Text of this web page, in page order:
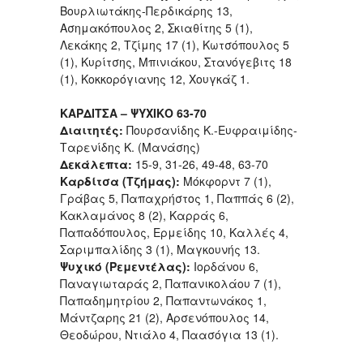
Βουρλιωτάκης-Περδικάρης 13,
Ασημακόπουλος 2, Σκιαθίτης 5 (1),
Λεκάκης 2, Τζίμης 17 (1), Κωτσόπουλος 5
(1), Κυρίτσης, Μπινιάκου, Στανόγεβιτς 18
(1), Κοκκορόγιανης 12, Χουγκάζ 1.
ΚΑΡΔΙΤΣΑ – ΨΥΧΙΚΟ 63-70
Διαιτητές: Πουρσανίδης Κ.-Ευφραιμίδης-
Ταρενίδης Κ. (Μανάσης)
Δεκάλεπτα: 15-9, 31-26, 49-48, 63-70
Καρδίτσα (Τζήμας): Μόκφορντ 7 (1),
Γράβας 5, Παπαχρήστος 1, Παππάς 6 (2),
Κακλαμάνος 8 (2), Καρράς 6,
Παπαδόπουλος, Ερμείδης 10, Καλλές 4,
Σαριμπαλίδης 3 (1), Μαγκουνής 13.
Ψυχικό (Ρεμεντέλας): Ιορδάνου 6,
Παναγιωταράς 2, Παπανικολάου 7 (1),
Παπαδημητρίου 2, Παπαντωνάκος 1,
Μάντζαρης 21 (2), Αρσενόπουλος 14,
Θεοδώρου, Ντιάλο 4, Παασόγια 13 (1).